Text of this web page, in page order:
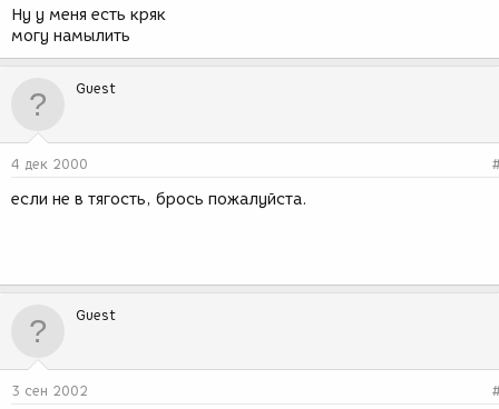
Ну у меня есть кряк
могу намылить
Guest
4 дек 2000
если не в тягость, брось пожалуйста.
Guest
3 сен 2002